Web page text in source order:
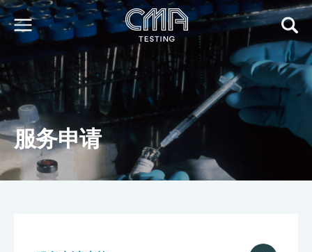
关于我们
我们的服务
最新消息
加入我们
环球支援
联络我们
服务申请